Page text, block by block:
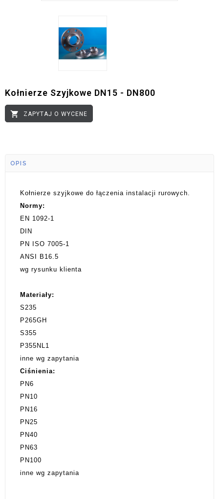
Kołnierze Szyjkowe DN15 - DN800
 ZAPYTAJ O WYCENE
OPIS
Kołnierze szyjkowe do łączenia instalacji rurowych.
Normy:
EN 1092-1
DIN
PN ISO 7005-1
ANSI B16.5
wg rysunku klienta
Materiały:
S235
P265GH
S355
P355NL1
inne wg zapytania
Ciśnienia:
PN6
PN10
PN16
PN25
PN40
PN63
PN100
inne wg zapytania